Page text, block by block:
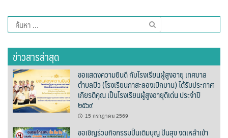
ตูบฮิมโต้งโฮมสเตย์
นครน่านอพาร์ทเม้น
นะลาวิวรีสอร์ท
นาต้นบัวโฮมสเตย์
น่านปัว รีสอร์ท
ค้นหา
สำหรับ:
ข่าวสารล่าสุด
ขอแสดงความยินดี กับโรงเรียนผู้สูงอายุ เทศบาล
ตำบลปัว (โรงเรียนกาสะลองเบิกบาน) ได้รับประกาศ
เกียรติคุณ เป็นโรงเรียนผู้สูงอายุดีเด่น ประจำปี
๒๕๖๙
15 กรกฎาคม 2569
ขอเชิญร่วมกิจกรรมปั่นเติมบุญ ปันสุข งดเหล้าเข้า